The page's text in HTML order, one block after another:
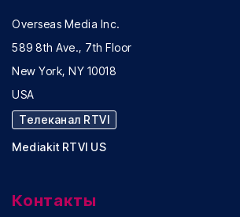
Overseas Media Inc.
589 8th Ave., 7th Floor
New York, NY 10018
USA
Телеканал RTVI
Mediakit RTVI US
Контакты